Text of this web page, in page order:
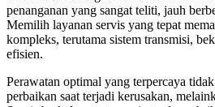
penanganan yang sangat teliti, jauh
Memilih layanan servis yang tepat
kompleks, terutama sistem transmisi,
efisien.
Perawatan optimal yang terpercaya
perbaikan saat terjadi kerusakan,